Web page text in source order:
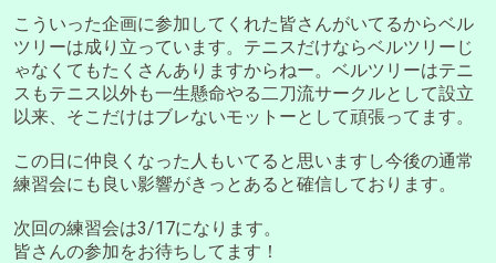
こういった企画に参加してくれた皆さんがいてるからベル
ツリーは成り立っています。テニスだけならベルツリーじ
ゃなくてもたくさんありますからねー。ベルツリーはテニ
スもテニス以外も一生懸命やる二刀流サークルとして設立
以来、そこだけはブレないモットーとして頑張ってます。
この日に仲良くなった人もいてると思いますし今後の通常
練習会にも良い影響がきっとあると確信しております。
次回の練習会は3/17になります。
皆さんの参加をお待ちしてます！